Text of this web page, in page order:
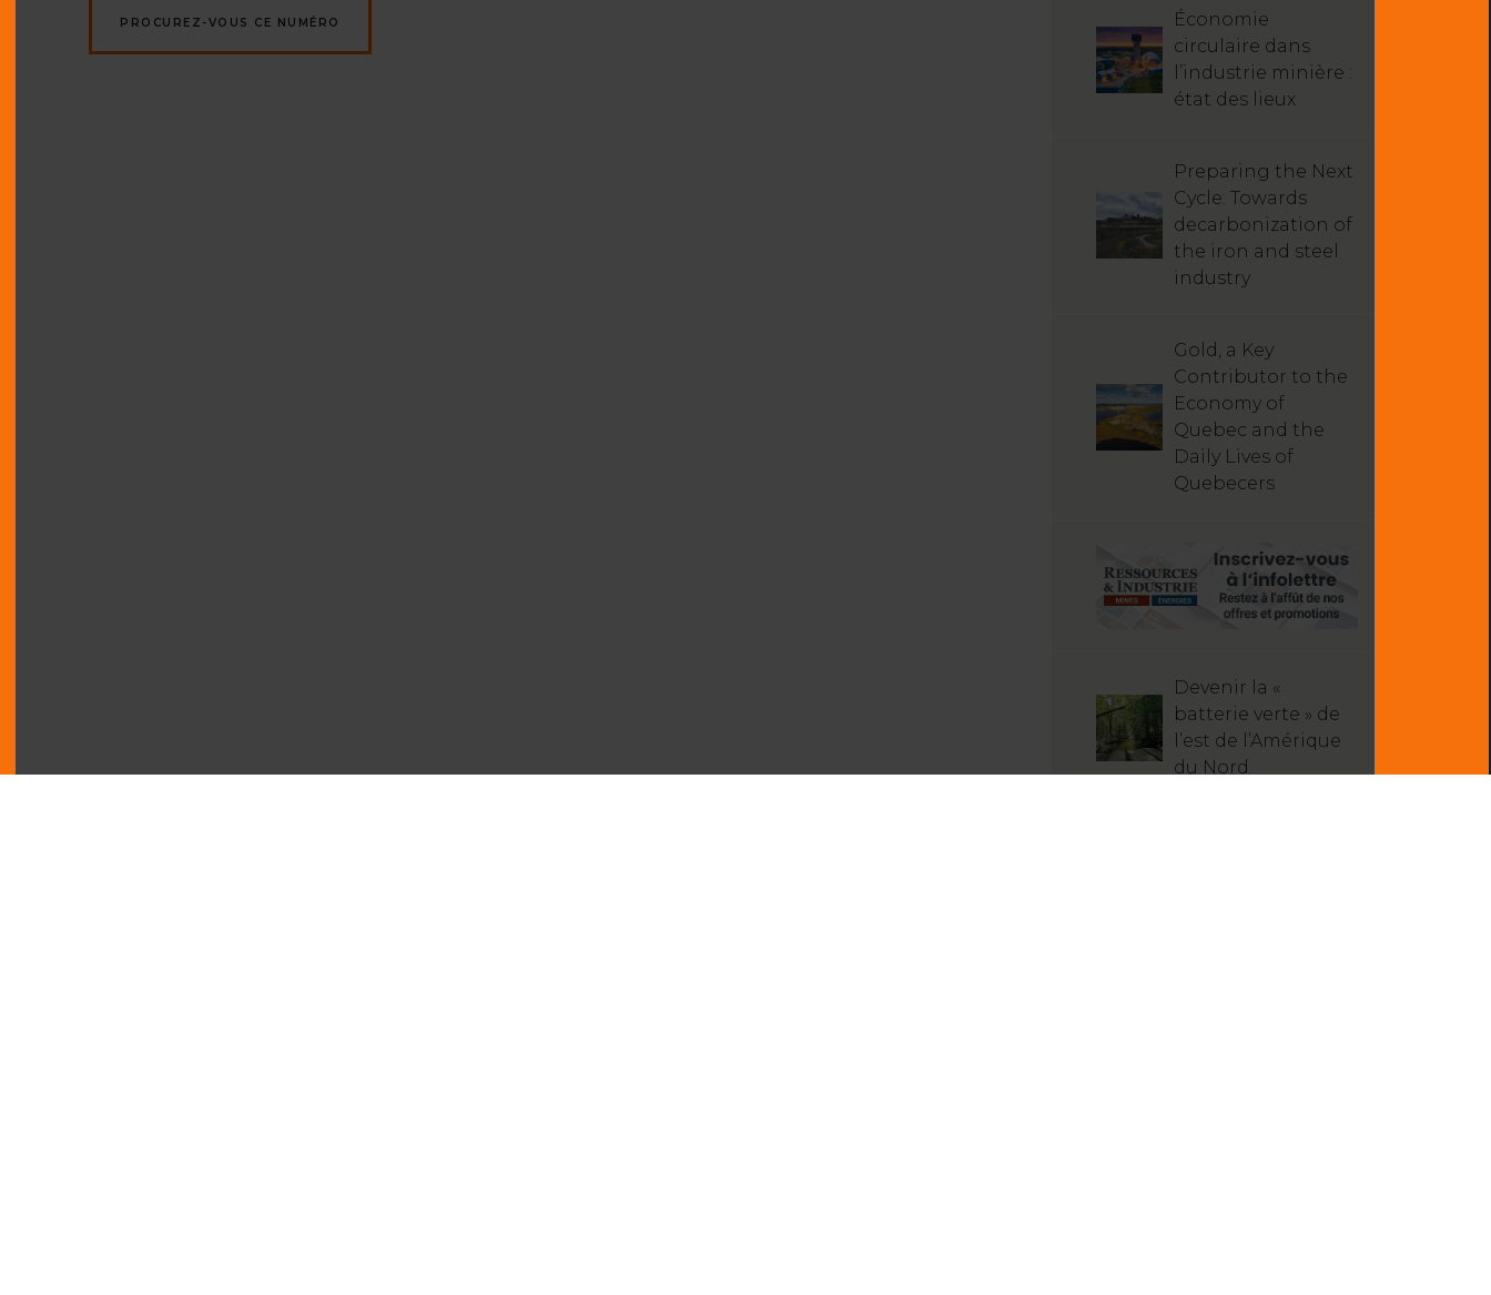
PROCUREZ-VOUS CE NUMÉRO
Économie
circulaire dans
l’industrie minière :
état des lieux
Preparing the Next
Cycle: Towards
decarbonization of
the iron and steel
industry
Gold, a Key
Contributor to the
Economy of
Quebec and the
Daily Lives of
Quebecers
Devenir la «
batterie verte » de
l’est de l’Amérique
du Nord